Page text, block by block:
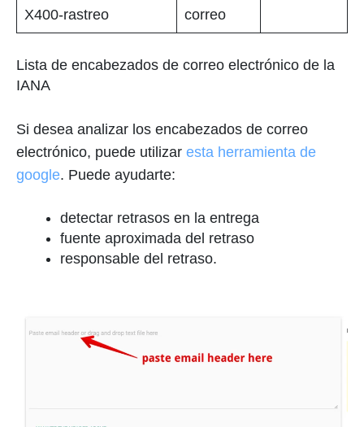
X400-rastreo correo
Lista de encabezados de correo electrónico de la
IANA
Si desea analizar los encabezados de correo
electrónico, puede utilizar esta herramienta de
google. Puede ayudarte:
detectar retrasos en la entrega
fuente aproximada del retraso
responsable del retraso.